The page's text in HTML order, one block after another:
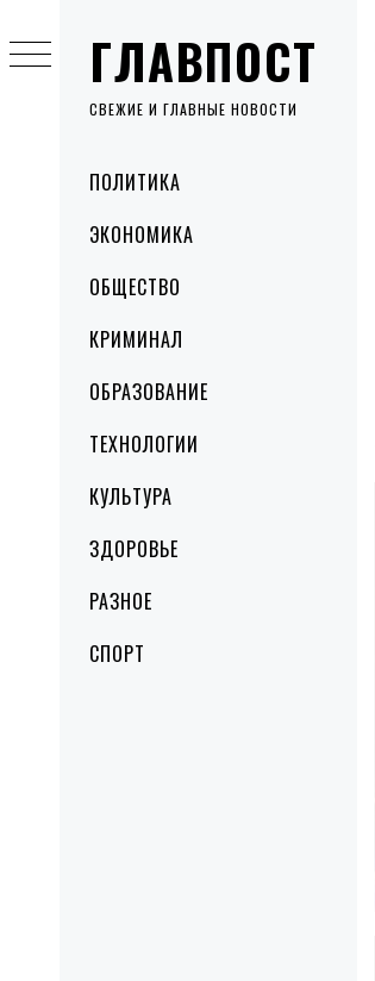
ГЛАВПОСТ
СВЕЖИЕ И ГЛАВНЫЕ НОВОСТИ
MenuПОЛИТИКА
ЭКОНОМИКА
ОБЩЕСТВО
КРИМИНАЛ
ОБРАЗОВАНИЕ
ТЕХНОЛОГИИ
КУЛЬТУРА
ЗДОРОВЬЕ
РАЗНОЕ
СПОРТ
to
content